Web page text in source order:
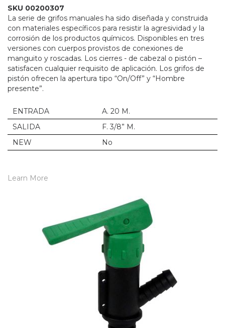
SKU 00200307
La serie de grifos manuales ha sido diseñada y construida
con materiales específicos para resistir la agresividad y la
corrosión de los productos químicos. Disponibles en tres
versiones con cuerpos provistos de conexiones de
manguito y roscadas. Los cierres - de cabezal o pistón –
satisfacen cualquier requisito de aplicación. Los grifos de
pistón ofrecen la apertura tipo “On/Off” y “Hombre
presente”.
ENTRADA
A. 20 M.
SALIDA
F. 3/8” M.
NEW
No
Learn More